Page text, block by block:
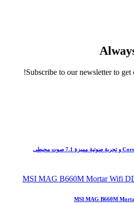
Subscribe to our newsletter to get